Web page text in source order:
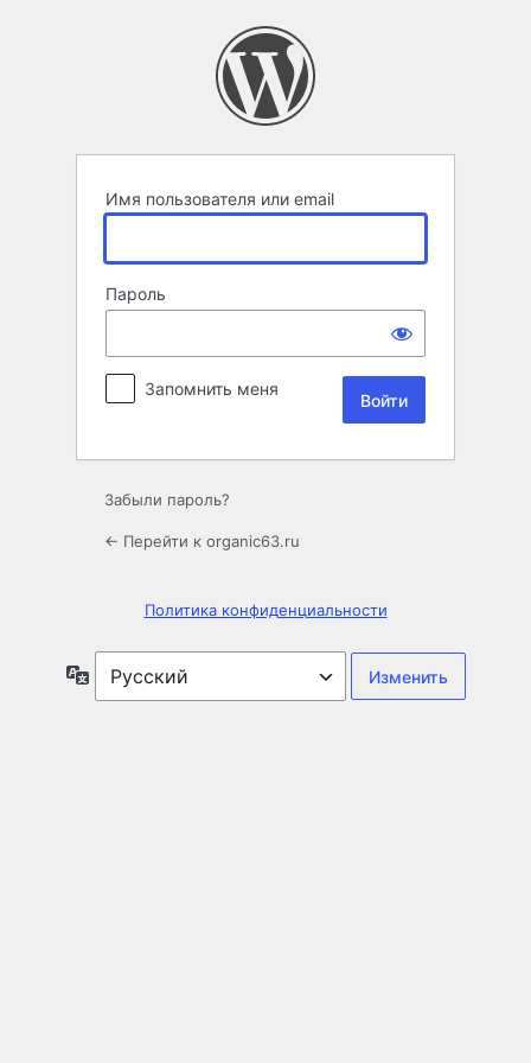
Имя пользователя или email
Пароль
Запомнить меня
Забыли пароль?
← Перейти к organic63.ru
Политика конфиденциальности
Язык